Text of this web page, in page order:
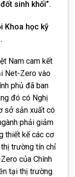
sinh khối”.
Khoa học kỹ
Nam cam kết
Net-Zero vào
phủ đã ban
đó có Nghị
sở sản xuất có
phải giảm
thiết kế các cơ
trường tín chỉ
của Chính
tại thị trường